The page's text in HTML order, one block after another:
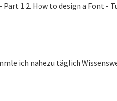
1 2. How to design a Font -
ich nahezu täglich